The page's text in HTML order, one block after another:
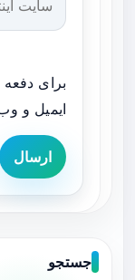
برای
ایمیل و
ارسال
جستجو